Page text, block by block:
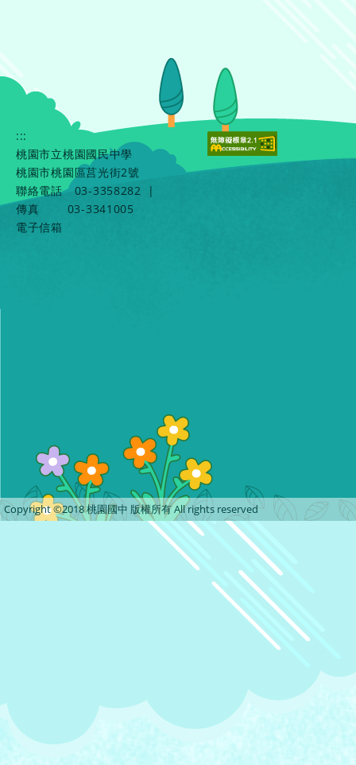
:::
桃園市立桃園國民中學
桃園市桃園區莒光街2號
聯絡電話
03-3358282
|
傳真
03-3341005
電子信箱
Copyright ©2018 桃園國中 版權所有 All rights reserved